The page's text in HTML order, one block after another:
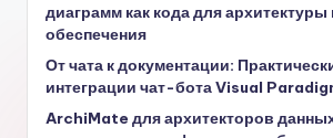
диаграмм как кода для
обеспечения
От чата к документации:
интеграции чат-бота Visual
ArchiMate для архитекторов